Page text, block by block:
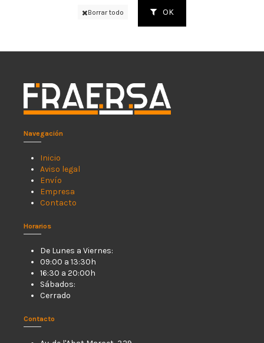
Borrar todo OK
Navegación
Inicio
Aviso legal
Envío
Empresa
Contacto
Horarios
De Lunes a Viernes:
09:00 a 13:30h
16:30 a 20:00h
Sábados:
Cerrado
Contacto